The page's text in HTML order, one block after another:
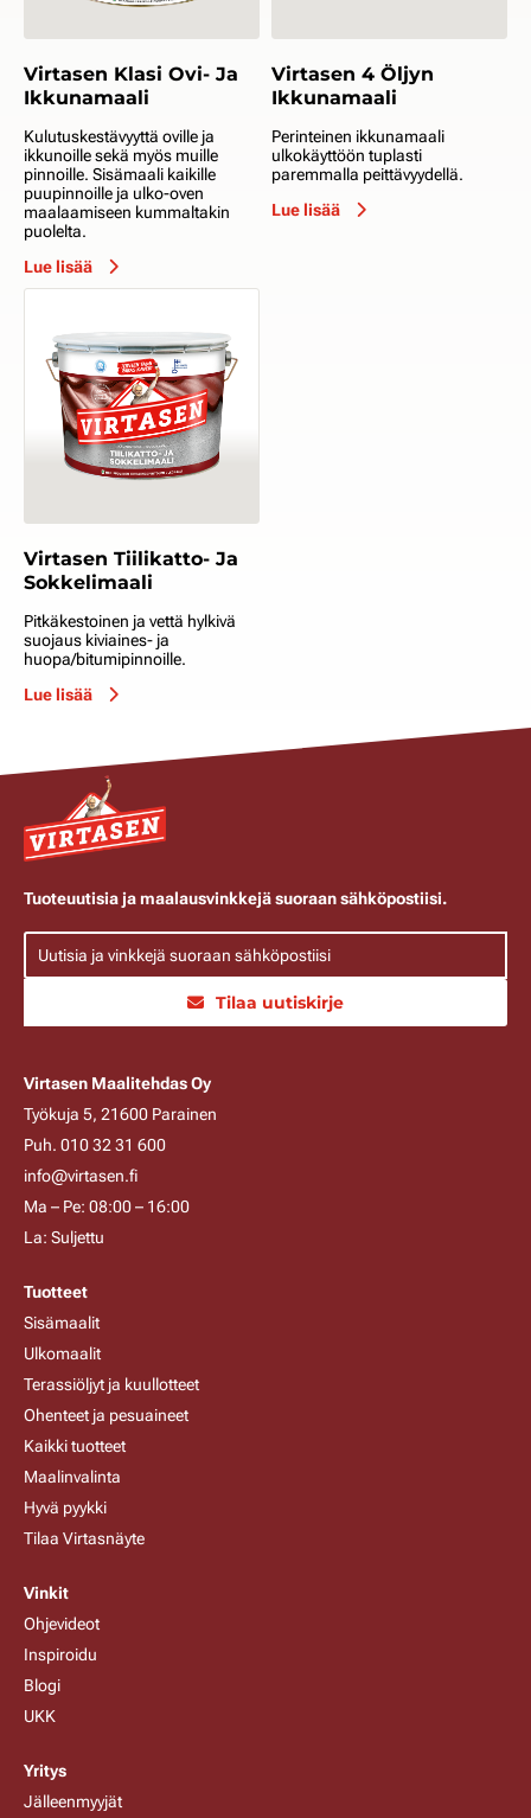
Virtasen Klasi Ovi- Ja
Ikkunamaali
Kulutuskestävyyttä oville ja
ikkunoille sekä myös muille
pinnoille. Sisämaali kaikille
puupinnoille ja ulko-oven
maalaamiseen kummaltakin
puolelta.
Lue lisää
Virtasen 4 Öljyn
Ikkunamaali
Perinteinen ikkunamaali
ulkokäyttöön tuplasti
paremmalla peittävyydellä.
Lue lisää
Virtasen Tiilikatto- Ja
Sokkelimaali
Pitkäkestoinen ja vettä hylkivä
suojaus kiviaines- ja
huopa/bitumipinnoille.
Lue lisää
Tuoteuutisia ja maalausvinkkejä suoraan sähköpostiisi.
Tilaa uutiskirje
Virtasen Maalitehdas Oy
Työkuja 5, 21600 Parainen
Puh. 010 32 31 600
info@virtasen.fi
Ma – Pe: 08:00 – 16:00
La: Suljettu
Tuotteet
Sisämaalit
Ulkomaalit
Terassiöljyt ja kuullotteet
Ohenteet ja pesuaineet
Kaikki tuotteet
Maalinvalinta
Hyvä pyykki
Tilaa Virtasnäyte
Vinkit
Ohjevideot
Inspiroidu
Blogi
UKK
Yritys
Jälleenmyyjät